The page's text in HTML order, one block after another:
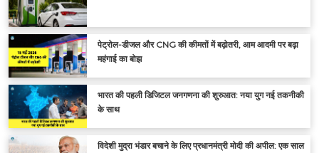
पेट्रोल-डीजल और CNG की कीमतों में बढ़ोतरी, आम आदमी पर बढ़ा
महंगाई का बोझ
भारत की पहली डिजिटल जनगणना की शुरुआत: नया युग नई तकनीकी
के साथ
विदेशी मुद्रा भंडार बचाने के लिए प्रधानमंत्री मोदी की अपील: एक साल